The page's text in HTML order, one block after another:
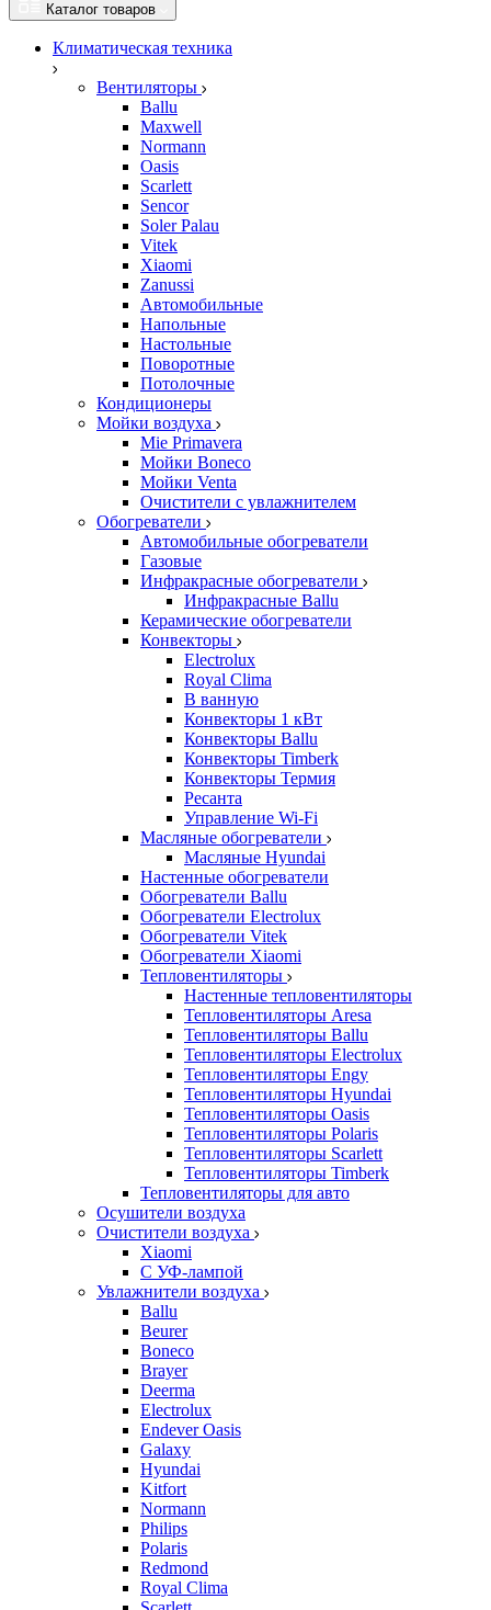
Каталог товаров
Климатическая техника
Вентиляторы
Ballu
Maxwell
Normann
Oasis
Scarlett
Sencor
Soler Palau
Vitek
Xiaomi
Zanussi
Автомобильные
Напольные
Настольные
Поворотные
Потолочные
Кондиционеры
Мойки воздуха
Mie Primavera
Мойки Boneco
Мойки Venta
Очистители с увлажнителем
Обогреватели
Автомобильные обогреватели
Газовые
Инфракрасные обогреватели
Инфракрасные Ballu
Керамические обогреватели
Конвекторы
Electrolux
Royal Clima
В ванную
Конвекторы 1 кВт
Конвекторы Ballu
Конвекторы Timberk
Конвекторы Термия
Ресанта
Управление Wi-Fi
Масляные обогреватели
Масляные Hyundai
Настенные обогреватели
Обогреватели Ballu
Обогреватели Electrolux
Обогреватели Vitek
Обогреватели Xiaomi
Тепловентиляторы
Настенные тепловентиляторы
Тепловентиляторы Aresa
Тепловентиляторы Ballu
Тепловентиляторы Electrolux
Тепловентиляторы Engy
Тепловентиляторы Hyundai
Тепловентиляторы Oasis
Тепловентиляторы Polaris
Тепловентиляторы Scarlett
Тепловентиляторы Timberk
Тепловентиляторы для авто
Осушители воздуха
Очистители воздуха
Xiaomi
С УФ-лампой
Увлажнители воздуха
Ballu
Beurer
Boneco
Brayer
Deerma
Electrolux
Endever Oasis
Galaxy
Hyundai
Kitfort
Normann
Philips
Polaris
Redmond
Royal Clima